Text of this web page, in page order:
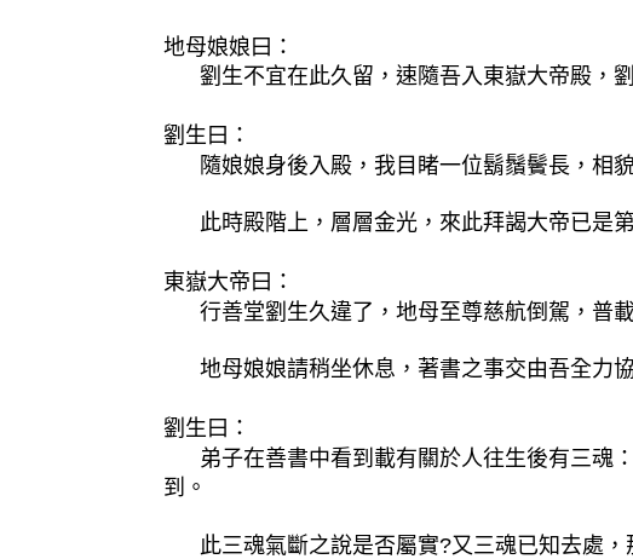
地母娘娘曰：
劉生不宜在此久留，速隨吾入東嶽大帝殿，
劉生曰：
隨娘娘身後入殿，我目睹一位鬍鬚鬢長，相
此時殿階上，層層金光，來此拜謁大帝已是
東嶽大帝曰：
行善堂劉生久違了，地母至尊慈航倒駕，普
地母娘娘請稍坐休息，著書之事交由吾全力
劉生曰：
弟子在善書中看到載有關於人往生後有三魂
到。
此三魂氣斷之說是否屬實?又三魂已知去處